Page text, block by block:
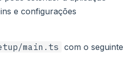
e configurações
main.ts com o seguinte